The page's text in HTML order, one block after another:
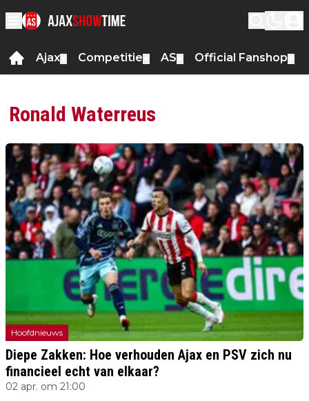
Ajax Competitie AS Official Fanshop
Ronald Waterreus
Hoofdnieuws
Diepe Zakken: Hoe verhouden Ajax en PSV zich nu
financieel echt van elkaar?
02 apr. om 21:00